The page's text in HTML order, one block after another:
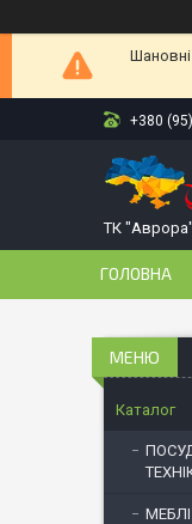
+380
ТК "Аврора"
ГОЛОВНА
Каталог